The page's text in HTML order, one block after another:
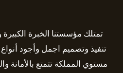
تمتلك مؤسستنا الخبرة الكبيرة
تنفيذ وتصميم اجمل وأجود
مستوي المملكة تتمتع بالأمانة